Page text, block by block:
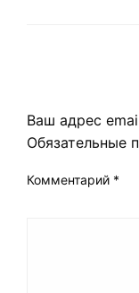
Ваш адрес
Обязательные
Комментарий *